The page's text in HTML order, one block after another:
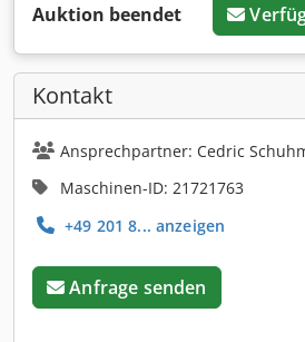
Auktion beendet
Kontakt
Ansprechpartner: Cedric
Maschinen-ID: 21721763
+49 201 8... anzeigen
Anfrage senden